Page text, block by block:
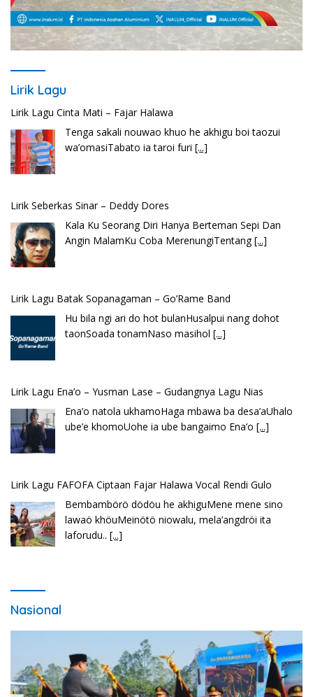
Lirik Lagu
Lirik Lagu Cinta Mati – Fajar Halawa
Tenga sakali nouwao khuo he akhigu boi taozui
wa’omasiTabato ia taroi furi [...]
Lirik Seberkas Sinar – Deddy Dores
Kala Ku Seorang Diri Hanya Berteman Sepi Dan
Angin MalamKu Coba MerenungiTentang[...]
Lirik Lagu Batak Sopanagaman – Go’Rame Band
Hu bila ngi ari do hot bulanHusalpui nang dohot
taonSoada tonamNaso masihol [...]
Lirik Lagu Ena’o – Yusman Lase – Gudangnya Lagu Nias
Ena’o natola ukhamoHaga mbawa ba desa’aUhalo
ube’e khomoUohe ia ube bangaimo Ena’o [...]
Lirik Lagu FAFOFA Ciptaan Fajar Halawa Vocal Rendi Gulo
Bembambörö dödöu he akhiguMene mene sino
lawaö khöuMeinötö niowalu, mela’angdröi ita
laforudu.. [...]
Nasional